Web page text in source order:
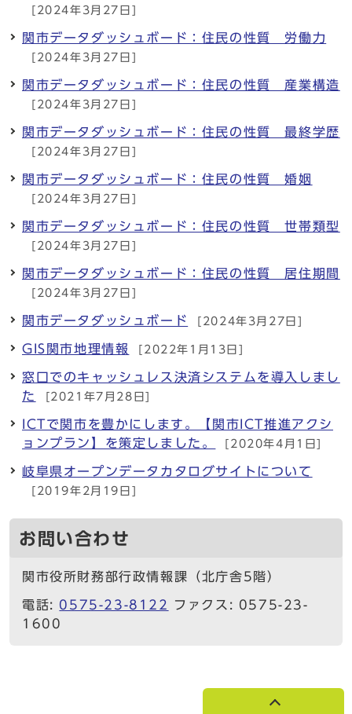
[2024年3月27日]
関市データダッシュボード：住民の性質 労働力
[2024年3月27日]
関市データダッシュボード：住民の性質 産業構造
[2024年3月27日]
関市データダッシュボード：住民の性質 最終学歴
[2024年3月27日]
関市データダッシュボード：住民の性質 婚姻
[2024年3月27日]
関市データダッシュボード：住民の性質 世帯類型
[2024年3月27日]
関市データダッシュボード：住民の性質 居住期間
[2024年3月27日]
関市データダッシュボード [2024年3月27日]
GIS関市地理情報 [2022年1月13日]
窓口でのキャッシュレス決済システムを導入しまし
た
[2021年7月28日]
ICTで関市を豊かにします。【関市ICT推進アクシ
ョンプラン】を策定しました。
[2020年4月1日]
岐阜県オープンデータカタログサイトについて
[2019年2月19日]
お問い合わせ
関市役所財務部行政情報課（北庁舎5階）
電話: 0575-23-8122
ファクス: 0575-23-
1600